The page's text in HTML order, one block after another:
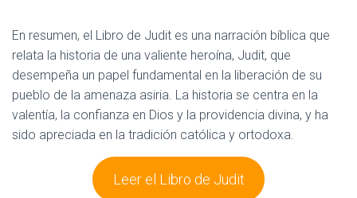
En resumen, el Libro de Judit es una narración bíblica que
relata la historia de una valiente heroína, Judit, que
desempeña un papel fundamental en la liberación de su
pueblo de la amenaza asiria. La historia se centra en la
valentía, la confianza en Dios y la providencia divina, y ha
sido apreciada en la tradición católica y ortodoxa.
Leer el Libro de Judit